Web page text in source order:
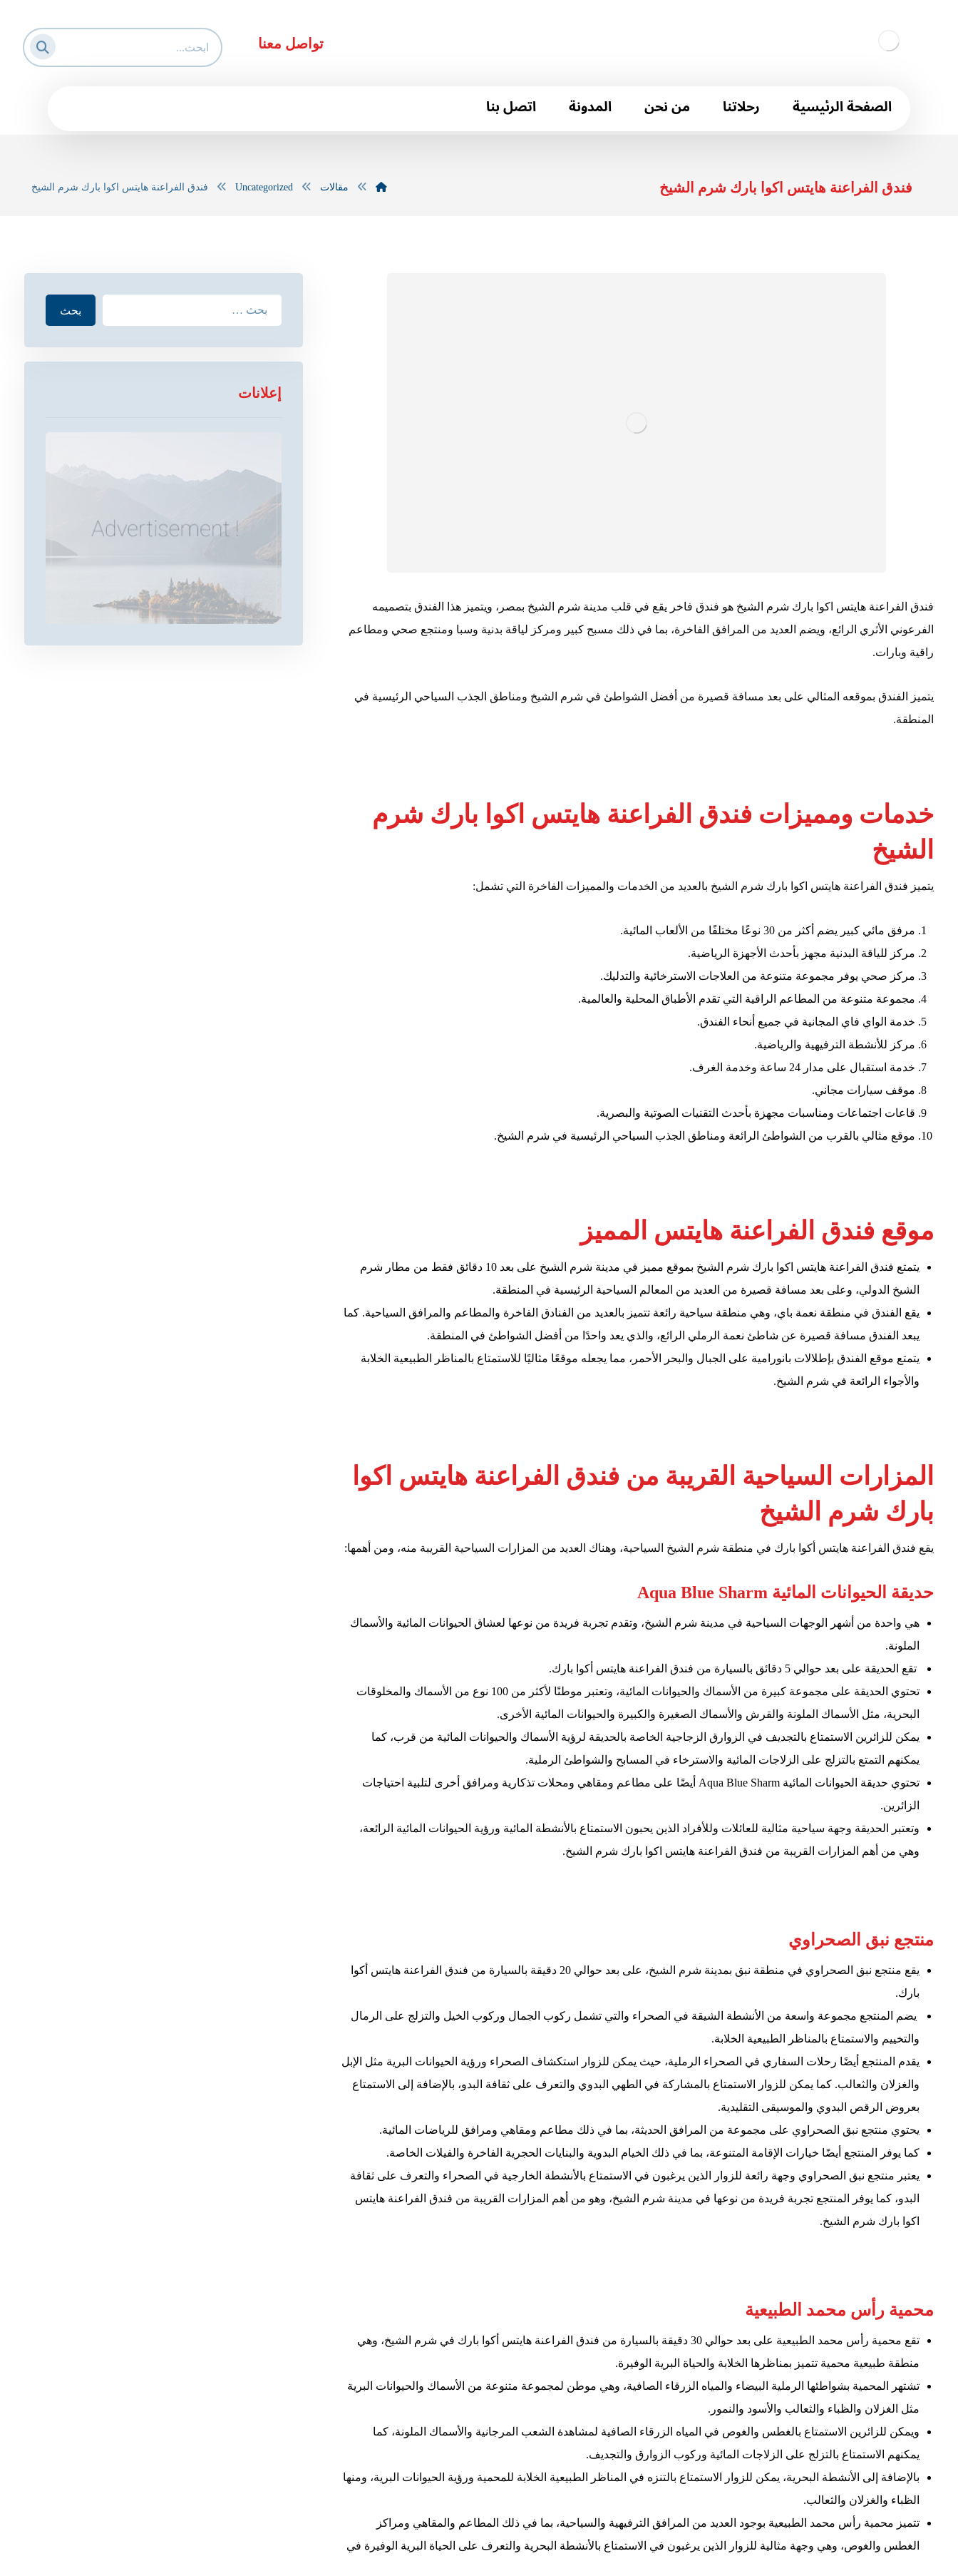
تواصل معنا
الصفحة الرئيسية رحلاتنا من نحن المدونة اتصل بنا
فندق الفراعنة هايتس اكوا بارك شرم الشيخ مقالات Uncategorized فندق الفراعنة هايتس اكوا بارك شرم الشيخ
فندق الفراعنة هايتس اكوا بارك شرم الشيخ هو فندق فاخر يقع في قلب مدينة شرم الشيخ بمصر، ويتميز هذا الفندق بتصميمه
الفرعوني الأثري الرائع، ويضم العديد من المرافق الفاخرة، بما في ذلك مسبح كبير ومركز لياقة بدنية وسبا ومنتجع صحي ومطاعم
راقية وبارات.
يتميز الفندق بموقعه المثالي على بعد مسافة قصيرة من أفضل الشواطئ في شرم الشيخ ومناطق الجذب السياحي الرئيسية في
المنطقة.
خدمات ومميزات فندق الفراعنة هايتس اكوا بارك شرم
الشيخ
يتميز فندق الفراعنة هايتس اكوا بارك شرم الشيخ بالعديد من الخدمات والمميزات الفاخرة التي تشمل:
مرفق مائي كبير يضم أكثر من 30 نوعًا مختلفًا من الألعاب المائية.
مركز للياقة البدنية مجهز بأحدث الأجهزة الرياضية.
مركز صحي يوفر مجموعة متنوعة من العلاجات الاسترخائية والتدليك.
مجموعة متنوعة من المطاعم الراقية التي تقدم الأطباق المحلية والعالمية.
خدمة الواي فاي المجانية في جميع أنحاء الفندق.
مركز للأنشطة الترفيهية والرياضية.
خدمة استقبال على مدار 24 ساعة وخدمة الغرف.
موقف سيارات مجاني.
قاعات اجتماعات ومناسبات مجهزة بأحدث التقنيات الصوتية والبصرية.
موقع مثالي بالقرب من الشواطئ الرائعة ومناطق الجذب السياحي الرئيسية في شرم الشيخ.
موقع فندق الفراعنة هايتس المميز
يتمتع فندق الفراعنة هايتس اكوا بارك شرم الشيخ بموقع مميز في مدينة شرم الشيخ على بعد 10 دقائق فقط من مطار شرم
الشيخ الدولي، وعلى بعد مسافة قصيرة من العديد من المعالم السياحية الرئيسية في المنطقة.
يقع الفندق في منطقة نعمة باي، وهي منطقة سياحية رائعة تتميز بالعديد من الفنادق الفاخرة والمطاعم والمرافق السياحية. كما
يبعد الفندق مسافة قصيرة عن شاطئ نعمة الرملي الرائع، والذي يعد واحدًا من أفضل الشواطئ في المنطقة.
يتمتع موقع الفندق بإطلالات بانورامية على الجبال والبحر الأحمر، مما يجعله موقعًا مثاليًا للاستمتاع بالمناظر الطبيعية الخلابة
والأجواء الرائعة في شرم الشيخ.
المزارات السياحية القريبة من فندق الفراعنة هايتس اكوا
بارك شرم الشيخ
يقع فندق الفراعنة هايتس أكوا بارك في منطقة شرم الشيخ السياحية، وهناك العديد من المزارات السياحية القريبة منه، ومن أهمها:
حديقة الحيوانات المائية Aqua Blue Sharm
هي واحدة من أشهر الوجهات السياحية في مدينة شرم الشيخ، وتقدم تجربة فريدة من نوعها لعشاق الحيوانات المائية والأسماك
الملونة.
تقع الحديقة على بعد حوالي 5 دقائق بالسيارة من فندق الفراعنة هايتس أكوا بارك.
تحتوي الحديقة على مجموعة كبيرة من الأسماك والحيوانات المائية، وتعتبر موطنًا لأكثر من 100 نوع من الأسماك والمخلوقات
البحرية، مثل الأسماك الملونة والقرش والأسماك الصغيرة والكبيرة والحيوانات المائية الأخرى.
يمكن للزائرين الاستمتاع بالتجديف في الزوارق الزجاجية الخاصة بالحديقة لرؤية الأسماك والحيوانات المائية من قرب، كما
يمكنهم التمتع بالتزلج على الزلاجات المائية والاسترخاء في المسابح والشواطئ الرملية.
تحتوي حديقة الحيوانات المائية Aqua Blue Sharm أيضًا على مطاعم ومقاهي ومحلات تذكارية ومرافق أخرى لتلبية احتياجات
الزائرين.
وتعتبر الحديقة وجهة سياحية مثالية للعائلات وللأفراد الذين يحبون الاستمتاع بالأنشطة المائية ورؤية الحيوانات المائية الرائعة،
وهي من أهم المزارات القريبة من فندق الفراعنة هايتس اكوا بارك شرم الشيخ.
منتجع نبق الصحراوي
يقع منتجع نبق الصحراوي في منطقة نبق بمدينة شرم الشيخ، على بعد حوالي 20 دقيقة بالسيارة من فندق الفراعنة هايتس أكوا
بارك.
يضم المنتجع مجموعة واسعة من الأنشطة الشيقة في الصحراء والتي تشمل ركوب الجمال وركوب الخيل والتزلج على الرمال
والتخييم والاستمتاع بالمناظر الطبيعية الخلابة.
يقدم المنتجع أيضًا رحلات السفاري في الصحراء الرملية، حيث يمكن للزوار استكشاف الصحراء ورؤية الحيوانات البرية مثل الإبل
والغزلان والثعالب. كما يمكن للزوار الاستمتاع بالمشاركة في الطهي البدوي والتعرف على ثقافة البدو، بالإضافة إلى الاستمتاع
بعروض الرقص البدوي والموسيقى التقليدية.
يحتوي منتجع نبق الصحراوي على مجموعة من المرافق الحديثة، بما في ذلك مطاعم ومقاهي ومرافق للرياضات المائية.
كما يوفر المنتجع أيضًا خيارات الإقامة المتنوعة، بما في ذلك الخيام البدوية والبنايات الحجرية الفاخرة والفيلات الخاصة.
يعتبر منتجع نبق الصحراوي وجهة رائعة للزوار الذين يرغبون في الاستمتاع بالأنشطة الخارجية في الصحراء والتعرف على ثقافة
البدو، كما يوفر المنتجع تجربة فريدة من نوعها في مدينة شرم الشيخ، وهو من أهم المزارات القريبة من فندق الفراعنة هايتس
اكوا بارك شرم الشيخ.
محمية رأس محمد الطبيعية
تقع محمية رأس محمد الطبيعية على بعد حوالي 30 دقيقة بالسيارة من فندق الفراعنة هايتس أكوا بارك في شرم الشيخ، وهي
منطقة طبيعية محمية تتميز بمناظرها الخلابة والحياة البرية الوفيرة.
تشتهر المحمية بشواطئها الرملية البيضاء والمياه الزرقاء الصافية، وهي موطن لمجموعة متنوعة من الأسماك والحيوانات البرية
مثل الغزلان والظباء والثعالب والأسود والنمور.
ويمكن للزائرين الاستمتاع بالغطس والغوص في المياه الزرقاء الصافية لمشاهدة الشعب المرجانية والأسماك الملونة، كما
يمكنهم الاستمتاع بالتزلج على الزلاجات المائية وركوب الزوارق والتجديف.
بالإضافة إلى الأنشطة البحرية، يمكن للزوار الاستمتاع بالتنزه في المناظر الطبيعية الخلابة للمحمية ورؤية الحيوانات البرية، ومنها
الظباء والغزلان والثعالب.
تتميز محمية رأس محمد الطبيعية بوجود العديد من المرافق الترفيهية والسياحية، بما في ذلك المطاعم والمقاهي ومراكز
الغطس والغوص، وهي وجهة مثالية للزوار الذين يرغبون في الاستمتاع بالأنشطة البحرية والتعرف على الحياة البرية الوفيرة في
إعلانات